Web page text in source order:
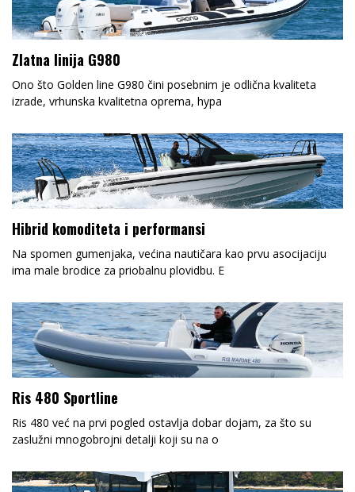
Zlatna linija G980
Ono što Golden line G980 čini posebnim je odlična kvaliteta
izrade, vrhunska kvalitetna oprema, hypa
Hibrid komoditeta i performansi
Na spomen gumenjaka, većina nautičara kao prvu asocijaciju
ima male brodice za priobalnu plovidbu. E
Ris 480 Sportline
Ris 480 već na prvi pogled ostavlja dobar dojam, za što su
zaslužni mnogobrojni detalji koji su na o